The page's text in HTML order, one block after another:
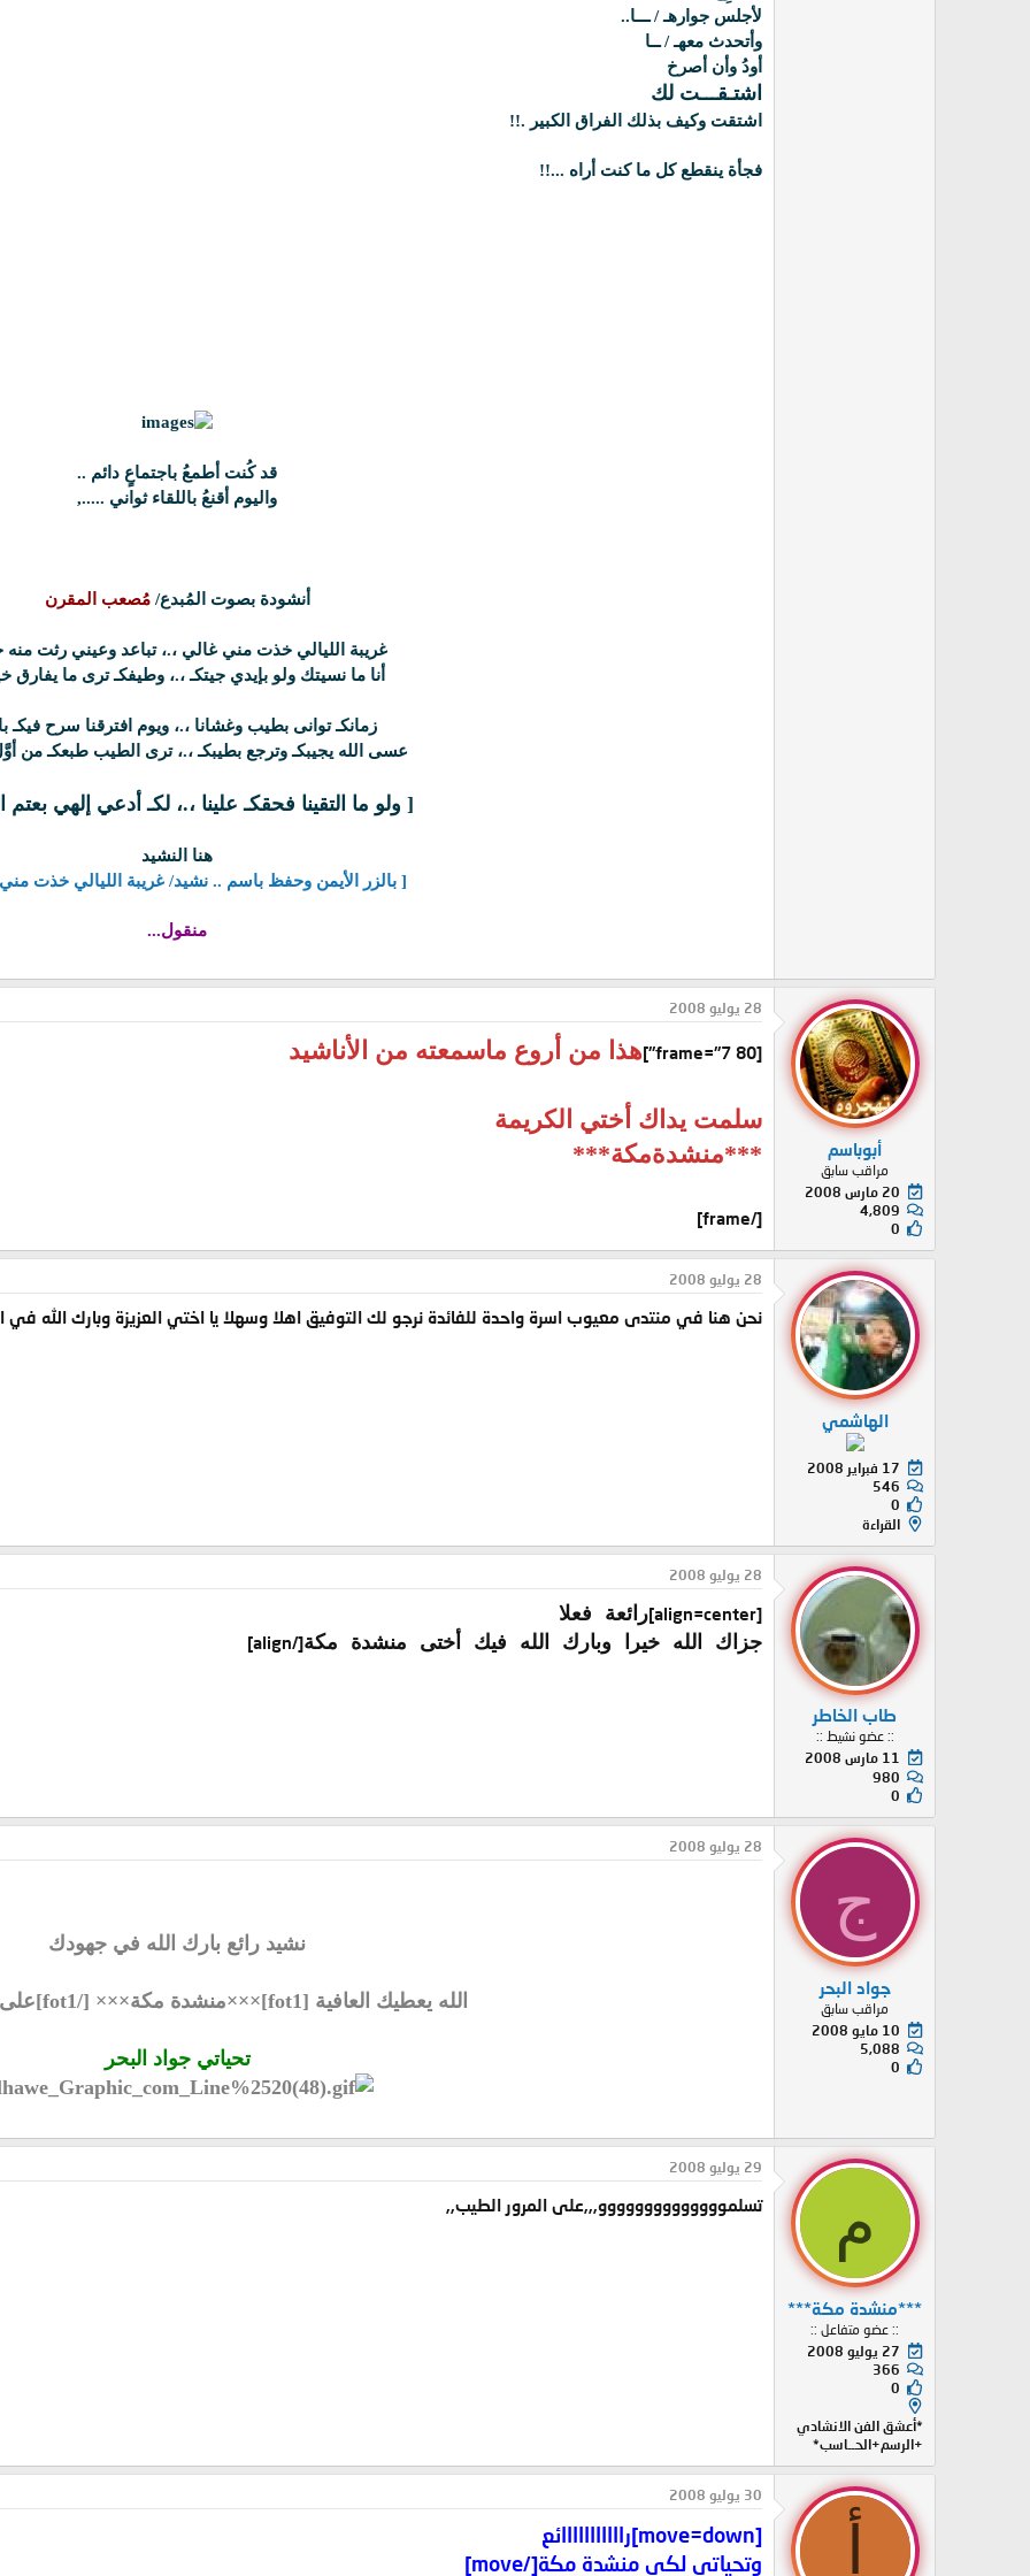
لأجلس جوارهـ / ـــا..
وأتحدث معهـ / ــا
أودُ وأن أصرخ
اشتـقـــت لك
اشتقت وكيف بذلك الفراق الكبير .!!
فجأة ينقطع كل ما كنت أراه ...!!
قد كُنت أطمعُ باجتماعٍ دائم ..
واليوم أقنعُ باللقاء ثواني .....,
أنشودة بصوت المُبدع/مُصعب المقرن
غريبة الليالي خذت مني غالي ،.، تباعد وعيني رثت منه
أنا ما نسيتك ولو بإيدي جيتكـ،.، وطيفكـ ترى ما يفارق
زمانكـ توانى بطيب وغشانا ،.، ويوم افترقنا سرح فيكـ
عسى الله يجيبكـ وترجع بطيبكـ،.، ترى الطيب طبعكـ من
[ ولو ما التقينا فحقكـ علينا ،.، لكـ أدعي إلهي بعتم
هنا النشيد
[ بالزر الأيمن وحفظ باسم .. نشيد/ غريبة الليالي خذت
منقول...
أبوباسم
مراقب سابق
20 مارس 2008
4,809
0
28 يوليو 2008
[frame="7 80"] هذا من أروع ماسمعته من الأناشيد
سلمت يداك أختي الكريمة
***منشدةمكة***
[/frame]
الهاشمي
17 فبراير 2008
546
0
القراءة
28 يوليو 2008
نحن هنا في منتدى معيوب اسرة واحدة للفائدة نرجو لك التوفيق اهلا وسهلا يا اختي العزيزة وبارك الله في
طاب الخاطر
:: عضو نشيط ::
11 مارس 2008
980
0
28 يوليو 2008
[align=center]
رائعة فعلا
جزاك الله خيرا وبارك الله فيك أختى منشدة مكة[/align]
ج
جواد البحر
مراقب سابق
10 مايو 2008
5,088
0
28 يوليو 2008
نشيد رائع بارك الله في جهودك
الله يعطيك العافية [fot1]×××منشدة مكة××× [/fot1]على الطرح الرائع
تحياتي جواد البحر
م
***منشدة مكة***
:: عضو متفاعل ::
27 يوليو 2008
366
0
*أعشق الفن الانشادي
+الرسم+الحــاسب*
29 يوليو 2008
تسلموووووووووووووو,,,على المرور الطيب,,
30 يوليو 2008
[move=down]رااااااااااائع
وتحياتي لكي منشدة مكة[/move]